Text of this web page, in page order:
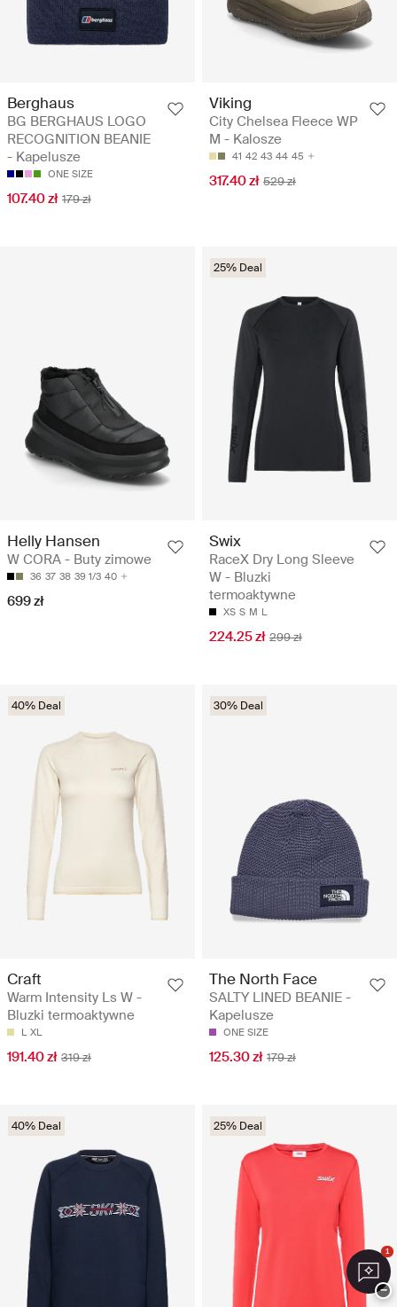
Berghaus
BG BERGHAUS LOGO
RECOGNITION BEANIE
- Kapelusze
ONE SIZE
107.40 zł 179 zł
Viking
City Chelsea Fleece WP
M - Kalosze
41 42 43 44 45
317.40 zł 529 zł
Helly Hansen
W CORA - Buty zimowe
36 37 38 39 1/3 40
699 zł
25% Deal
Swix
RaceX Dry Long Sleeve
W - Bluzki
termoaktywne
XS S M L
224.25 zł 299 zł
40% Deal
Craft
Warm Intensity Ls W -
Bluzki termoaktywne
L XL
191.40 zł 319 zł
30% Deal
The North Face
SALTY LINED BEANIE -
Kapelusze
ONE SIZE
125.30 zł 179 zł
40% Deal 25% Deal
1
−